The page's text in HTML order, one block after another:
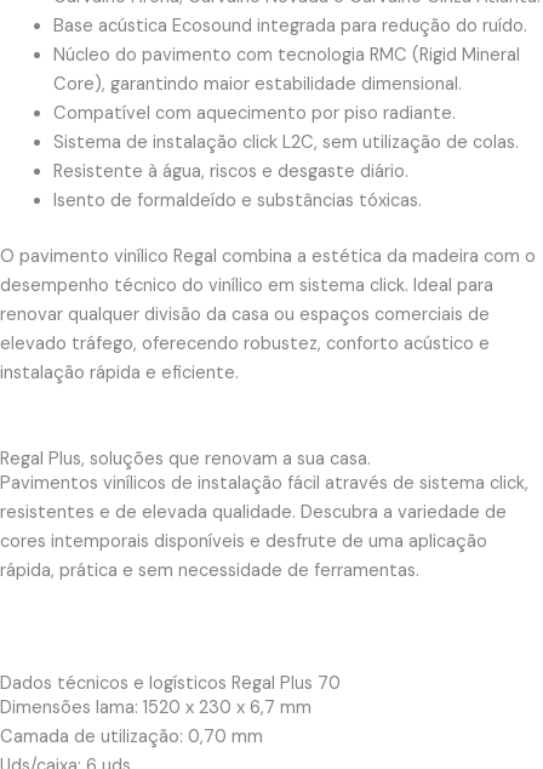
Base acústica Ecosound integrada para redução do ruído.
Núcleo do pavimento com tecnologia RMC (Rigid Mineral
Core), garantindo maior estabilidade dimensional.
Compatível com aquecimento por piso radiante.
Sistema de instalação click L2C, sem utilização de colas.
Resistente à água, riscos e desgaste diário.
Isento de formaldeído e substâncias tóxicas.
O pavimento vinílico Regal combina a estética da madeira com o
desempenho técnico do vinílico em sistema click. Ideal para
renovar qualquer divisão da casa ou espaços comerciais de
elevado tráfego, oferecendo robustez, conforto acústico e
instalação rápida e eficiente.
Regal Plus, soluções que renovam a sua casa.
Pavimentos vinílicos de instalação fácil através de sistema click,
resistentes e de elevada qualidade. Descubra a variedade de
cores intemporais disponíveis e desfrute de uma aplicação
rápida, prática e sem necessidade de ferramentas.
Dados técnicos e logísticos Regal Plus 70
Dimensões lama: 1520 x 230 x 6,7 mm
Camada de utilização: 0,70 mm